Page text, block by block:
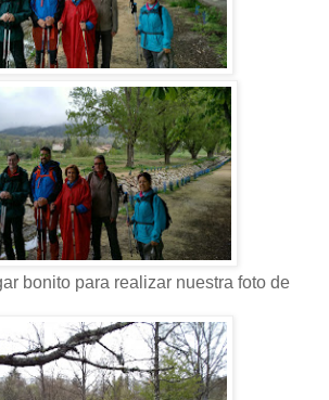
bonito para realizar nuestra foto de